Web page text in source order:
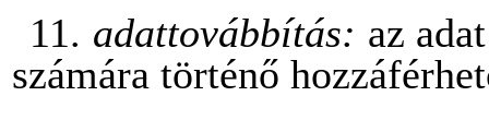
11. adattovábbítás: az
számára történő